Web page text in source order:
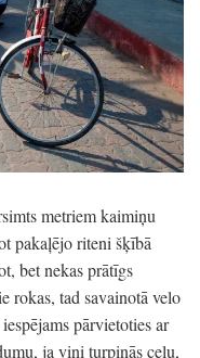
metriem kaimiņu
pakaļējo riteni šķībā
bet nekas prātīgs
rokas, tad savainotā velo
pārvietoties ar
ja viņi turpinās ceļu,